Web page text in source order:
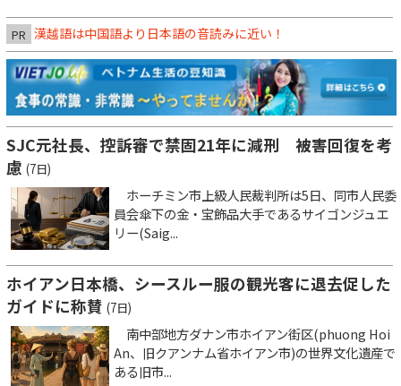
PR 漢越語は中国語より日本語の音読みに近い！
SJC元社長、控訴審で禁固21年に減刑 被害回復を考
慮 (7日)
ホーチミン市上級人民裁判所は5日、同市人民委
員会傘下の金・宝飾品大手であるサイゴンジュエ
リー(Saig...
ホイアン日本橋、シースルー服の観光客に退去促した
ガイドに称賛 (7日)
南中部地方ダナン市ホイアン街区(phuong Hoi
An、旧クアンナム省ホイアン市)の世界文化遺産で
ある旧市...